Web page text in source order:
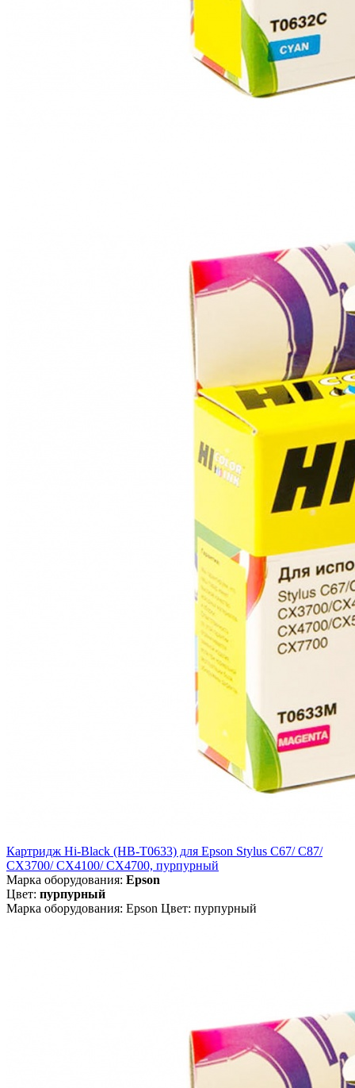
Картридж Hi-Black (HB-T0633) для Epson Stylus C67/ C87/
CX3700/ CX4100/ CX4700, пурпурный
Марка оборудования: Epson
Цвет: пурпурный
Марка оборудования: Epson Цвет: пурпурный